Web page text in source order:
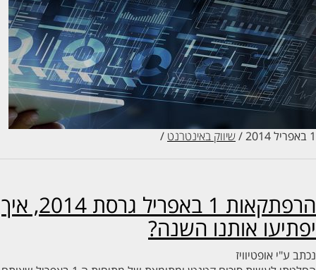
/ שיווק באינטרנט/
הרפתקאות 1 באפריל גרסת 2014, איך
אותנו השנה?
ע"י אופטיוויז